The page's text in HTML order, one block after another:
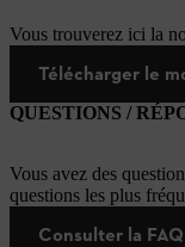
Vous trouverez ici la
Télécharger le
QUESTIONS /
Vous avez des
questions les plus
Consulter la FAQ